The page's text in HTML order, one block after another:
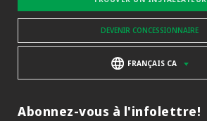
DEVENIR CONCESSIONNAIRE
FRANÇAIS CA
Abonnez-vous à l'infolettre!